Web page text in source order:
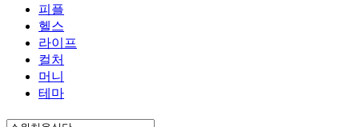
피플
헬스
라이프
컬처
머니
테마